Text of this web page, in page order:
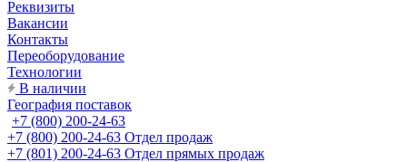
Реквизиты
Вакансии
Контакты
Переоборудование
Технологии
В наличии
География поставок
+7 (800) 200-24-63
+7 (800) 200-24-63 Отдел продаж
+7 (801) 200-24-63 Отдел прямых продаж